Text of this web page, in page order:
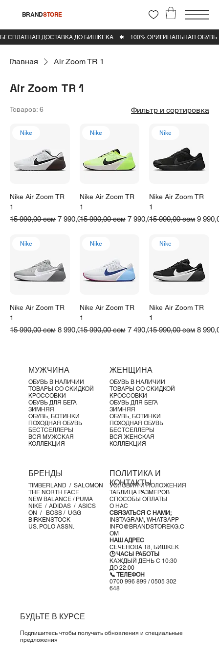
BRANDSTORE
Главная Air Zoom TR 1
Air Zoom TR 1
Товаров: 6 Фильтр и сортировка
Nike
Nike Air Zoom TR
1
Обычная цена
15 990,00 сом Цена со скидкой
7 990,00 сом
Nike
Nike Air Zoom TR
1
Обычная цена
15 990,00 сом Цена со скидкой
7 990,00 сом
Nike
Nike Air Zoom TR
1
Обычная цена
15 990,00 сом Цена
9
Nike
Nike Air Zoom TR
1
Обычная цена
15 990,00 сом Цена со скидкой
8 990,00 сом
Nike
Nike Air Zoom TR
1
Обычная цена
15 990,00 сом Цена со скидкой
7 490,00 сом
Nike
Nike Air Zoom TR
1
Обычная цена
15 990,00 сом Цена
8
МУЖЧИНА
ОБУВЬ В НАЛИЧИИ
ТОВАРЫ СО СКИДКОЙ
КРОССОВКИ
ОБУВЬ ДЛЯ БЕГА
ЗИМНЯЯ
ОБУВЬ, БОТИНКИ
ПОХОДНАЯ ОБУВЬ
БЕСТСЕЛЛЕРЫ
ВСЯ МУЖСКАЯ
КОЛЛЕКЦИЯ
ЖЕНЩИНА
ОБУВЬ В НАЛИЧИИ
ТОВАРЫ СО СКИДКОЙ
КРОССОВКИ
ОБУВЬ ДЛЯ БЕГА
ЗИМНЯЯ
ОБУВЬ, БОТИНКИ
ПОХОДНАЯ ОБУВЬ
БЕСТСЕЛЛЕРЫ
ВСЯ ЖЕНСКАЯ
КОЛЛЕКЦИЯ
БРЕНДЫ
TIMBERLAND / SALOMON
THE NORTH FACE
NEW BALANCE / PUMA
NIKE / ADIDAS / ASICS
ON / BOSS / UGG
BIRKENSTOCK
US. POLO ASSN.
ПОЛИТИКА И
КОНТАКТЫ
УСЛОВИЯ И ПОЛОЖЕНИЯ
ТАБЛИЦА РАЗМЕРОВ
СПОСОБЫ ОПЛАТЫ
О НАС
СВЯЗАТЬСЯ С НАМИ;
INSTAGRAM, WHATSAPP
INFO@BRANDSTOREKG.C
OM
НАШ АДРЕС
СЕЧЕНОВА 18, БИШКЕК
🕒 ЧАСЫ РАБОТЫ
КАЖДЫЙ ДЕНЬ С 10:30
ДО 22:00
📞 ТЕЛЕФОН
0700 996 899 / 0505 302
648
БУДЬТЕ В КУРСЕ
Подпишитесь чтобы получать обновления и специальные
предложения